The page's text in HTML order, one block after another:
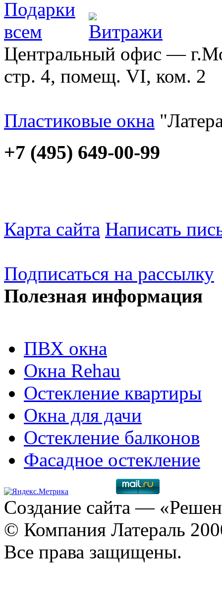
Центральный офис —
стр. 4, помещ. VI, ком. 2
Пластиковые окна
+7 (495) 649-00-99
Карта сайта Написать
Подписаться на рассылку
Полезная информация
ПВХ окна
Окна Rehau
Остекление квартиры
Окна для дачи
Остекление балконов
Фасадное остекление
Создание сайта —
© Компания Латераль
Все права защищены.